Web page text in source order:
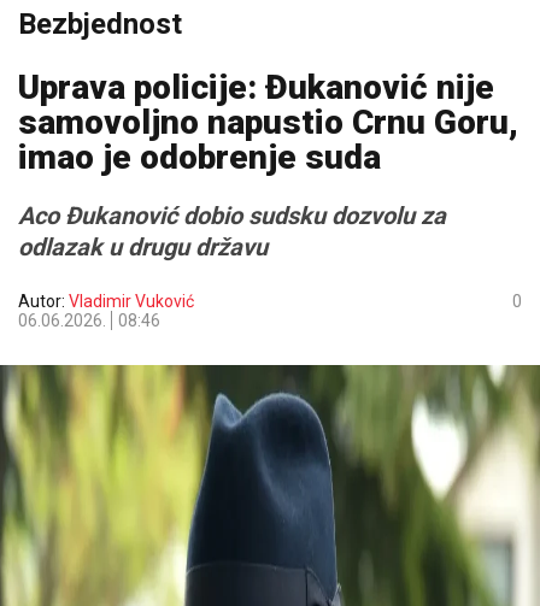
Bezbjednost
Uprava policije: Đukanović nije
samovoljno napustio Crnu Goru,
imao je odobrenje suda
Aco Đukanović dobio sudsku dozvolu za
odlazak u drugu državu
Autor: Vladimir Vuković
06.06.2026.
08:46
0